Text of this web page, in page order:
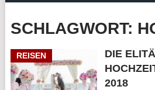
SCHLAGWORT:
REISEN
DIE
2018